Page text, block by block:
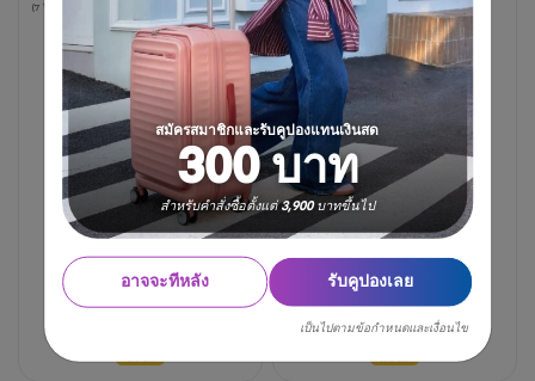
สมัครสมาชิกและรับคูปองแทนเงินสด
300 บาท
สำหรับคำสั่งซื้อตั้งแต่ 3,900 บาทขึ้นไป
อาจจะทีหลัง รับคูปองเลย
เป็นไปตามข้อกำหนดและเงื่อนไข
(7 รีวิว)
จาก
วิจารณ์
40% OFF
(8 รีวิว)
จาก
5
ดาว
บท
วิจารณ์
3,250 บาท
60% OFF